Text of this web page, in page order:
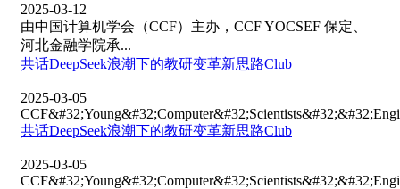
2025-03-12
由中国计算机学会（CCF）主办，CCF YOCSEF 保定、
河北金融学院承...
共话DeepSeek浪潮下的教研变革新思路Club
2025-03-05
共话DeepSeek浪潮下的教研变革新思路Club
2025-03-05